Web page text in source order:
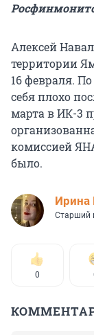
Алексей
территории
16 февраля.
себя плохо
марта в ИК-3
комиссией
было.
Иpина
Старший
0